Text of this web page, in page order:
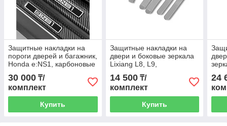
Защитные накладки на
пороги дверей и багажник,
Honda e:NS1, карбоновые
30 000 ₸/
комплект
Купить
Защитные накладки на
двери и боковые зеркала
Lixiang L8, L9,
элементов
14 500₸/
комплект
Купить
24